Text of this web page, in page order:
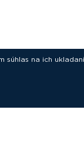
súhlas na ich